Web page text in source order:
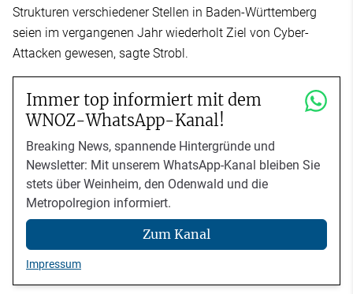
Strukturen verschiedener Stellen in Baden-Württemberg
seien im vergangenen Jahr wiederholt Ziel von Cyber-
Attacken gewesen, sagte Strobl.
Immer top informiert mit dem
WNOZ-WhatsApp-Kanal!
Breaking News, spannende Hintergründe und
Newsletter: Mit unserem WhatsApp-Kanal bleiben Sie
stets über Weinheim, den Odenwald und die
Metropolregion informiert.
Zum Kanal
Impressum